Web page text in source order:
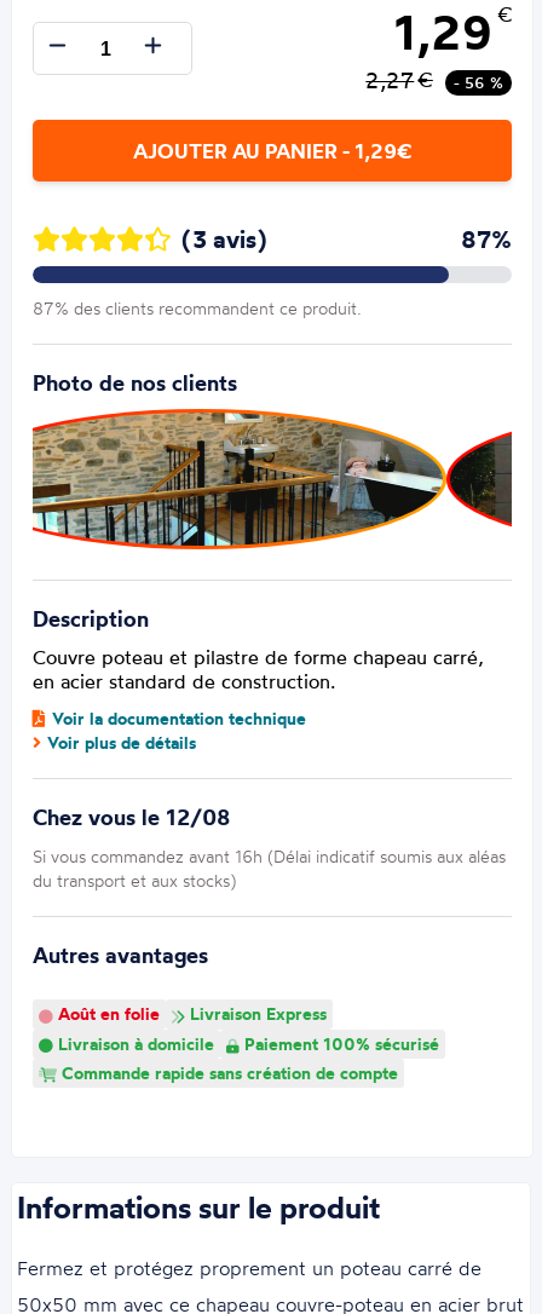
1,29 €
2,27€ - 56 %
AJOUTER AU PANIER - 1,29€
(3 avis) 87%
87% des clients recommandent ce produit.
Photo de nos clients
Description
Couvre poteau et pilastre de forme chapeau carré,
en acier standard de construction.
Voir la documentation technique
Voir plus de détails
Chez vous le 12/08
Si vous commandez avant 16h (Délai indicatif soumis aux aléas
du transport et aux stocks)
Autres avantages
Août en folie
Livraison Express
Livraison à domicile
Paiement 100% sécurisé
Commande rapide sans création de compte
Informations sur le produit
Fermez et protégez proprement un poteau carré de
50x50 mm avec ce chapeau couvre-poteau en acier brut